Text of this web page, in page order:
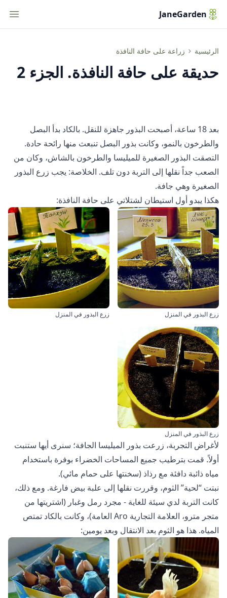
JaneGarden
الرئيسية زراعة على حافة النافذة حديقة على حافة النافذة. الجزء 2
حديقة على حافة النافذة. الجزء 2
بعد 18 ساعة، أصبحت البذور جاهزة للنقل. بالكاد بدأ البصل
والطرخون بالنمو، وكانت بذور البصل تنبعث منها رائحة حادة.
التصقت البذور الصغيرة للميليسا والطرخون بالشاش، وكان من
الصعب جداً نقلها إلى التربة دون تلف. الخلاصة: يجب زرع البذور
الصغيرة وهي جافة.
هكذا يبدو أول استيطان لشتلاتي على حافة النافذة:
زرع البذور في المنزل زرع البذور في المنزل
زرع البذور في المنزل
لأغراض التجربة، زرعت بذور الميليسا الجافة؛ سنرى أيها ستنبت
أولاً. قمت بترطيب جميع المساحات الخضراء بوفرة باستخدام
مياه ذائبة دافئة مع رذاذ (سخنتها على حمام مائي).
نبتت “لحية” الثوم، وقررت نقلها إلى علبة بيض فارغة. ومع ذلك،
كانت التربة لدي سيئة للغاية - مجرد رمل وغبار (اشتريتها من
متجر مترو، العلامة التجارية Aro العامة)، وكانت بالكاد تمتص
المياه. هذا هو الثوم بعد الانتقال وبعد يومين: